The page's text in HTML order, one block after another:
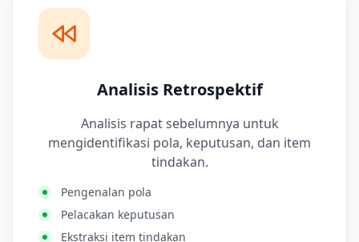
Analisis Retrospektif
Analisis rapat sebelumnya untuk
mengidentifikasi pola, keputusan, dan item
tindakan.
Pengenalan pola
Pelacakan keputusan
Ekstraksi item tindakan